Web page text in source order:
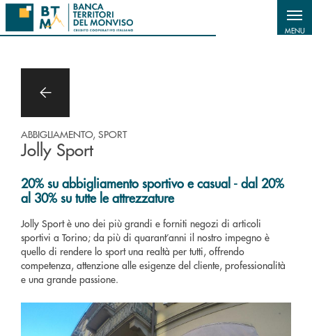
Salta al contenuto principale
MENU
ABBIGLIAMENTO, SPORT
Jolly Sport
20% su abbigliamento sportivo e casual - dal 20%
al 30% su tutte le attrezzature
Jolly Sport è uno dei più grandi e forniti negozi di articoli
sportivi a Torino; da più di quarant’anni il nostro impegno è
quello di rendere lo sport una realtà per tutti, offrendo
competenza, attenzione alle esigenze del cliente, professionalità
e una grande passione.